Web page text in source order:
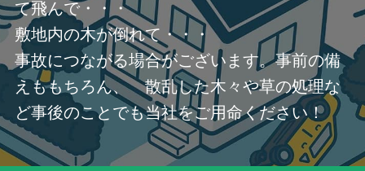
て飛んで・・・
敷地内の木が倒れて・・・
事故につながる場合がございます。事前の備
えももちろん、 散乱した木々や草の処理な
ど事後のことでも当社をご用命ください！